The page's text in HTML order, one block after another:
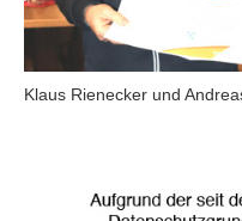
Klaus Rienecker und